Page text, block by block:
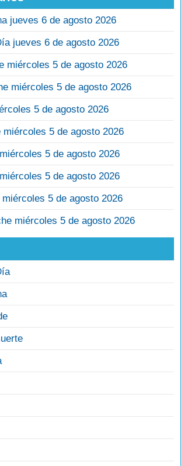
jueves 6 de agosto 2026
jueves 6 de agosto 2026
miércoles 5 de agosto 2026
miércoles 5 de agosto 2026
5 de agosto 2026
miércoles 5 de agosto 2026
5 de agosto 2026
5 de agosto 2026
5 de agosto 2026
miércoles 5 de agosto 2026